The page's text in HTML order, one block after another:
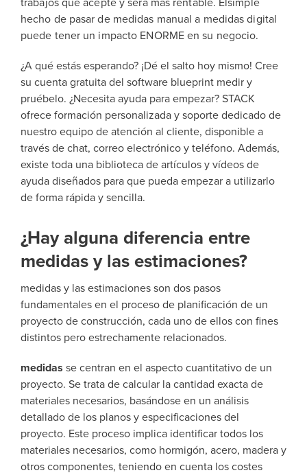
trabajos que acepte y será más rentable. Elsimple
hecho de pasar de medidas manual a medidas digital
puede tener un impacto ENORME en su negocio.
¿A qué estás esperando? ¡Dé el salto hoy mismo! Cree
su cuenta gratuita del software blueprint medir y
pruébelo. ¿Necesita ayuda para empezar? STACK
ofrece formación personalizada y soporte dedicado de
nuestro equipo de atención al cliente, disponible a
través de chat, correo electrónico y teléfono. Además,
existe toda una biblioteca de artículos y vídeos de
ayuda diseñados para que pueda empezar a utilizarlo
de forma rápida y sencilla.
¿Hay alguna diferencia entre
medidas y las estimaciones?
medidas y las estimaciones son dos pasos
fundamentales en el proceso de planificación de un
proyecto de construcción, cada uno de ellos con fines
distintos pero estrechamente relacionados.
medidas se centran en el aspecto cuantitativo de un
proyecto. Se trata de calcular la cantidad exacta de
materiales necesarios, basándose en un análisis
detallado de los planos y especificaciones del
proyecto. Este proceso implica identificar todos los
materiales necesarios, como hormigón, acero, madera y
otros componentes, teniendo en cuenta los costes